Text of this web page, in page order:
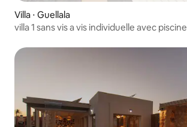
Villa ⋅ Guellala
villa 1 sans vis a vis individuelle avec piscine